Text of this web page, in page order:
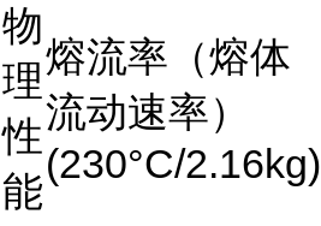
物
理
性
能
熔流率（熔体
流动速率）
(230°C/2.16kg)